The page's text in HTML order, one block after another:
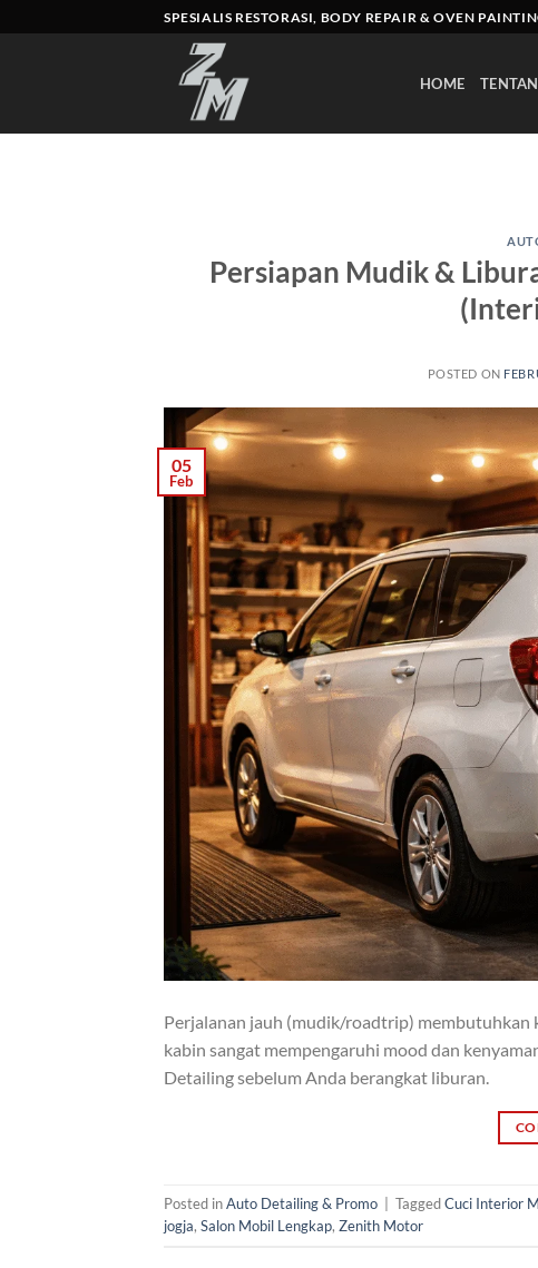
to
SPESIALIS RESTORASI, BODY REPAIR & OVEN
HOME
Persiapan Mudik &
POSTED ON
05
Feb
Perjalanan jauh (mudik/roadtrip) membutuhkan
kabin sangat mempengaruhi mood dan
Detailing sebelum Anda berangkat liburan.
Posted inAuto Detailing & Promo TaggedCuci Interior
jogja, Salon Mobil Lengkap, Zenith Motor